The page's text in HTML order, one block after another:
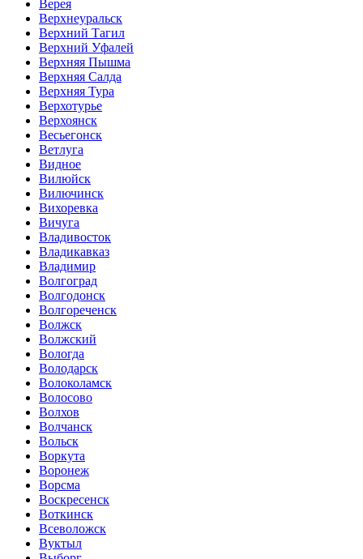
Верея
Верхнеуральск
Верхний Тагил
Верхний Уфалей
Верхняя Пышма
Верхняя Салда
Верхняя Тура
Верхотурье
Верхоянск
Весьегонск
Ветлуга
Видное
Вилюйск
Вилючинск
Вихоревка
Вичуга
Владивосток
Владикавказ
Владимир
Волгоград
Волгодонск
Волгореченск
Волжск
Волжский
Вологда
Володарск
Волоколамск
Волосово
Волхов
Волчанск
Вольск
Воркута
Воронеж
Ворсма
Воскресенск
Воткинск
Всеволожск
Вуктыл